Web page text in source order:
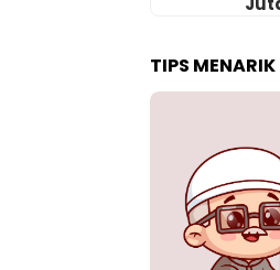
TIPS MENARIK